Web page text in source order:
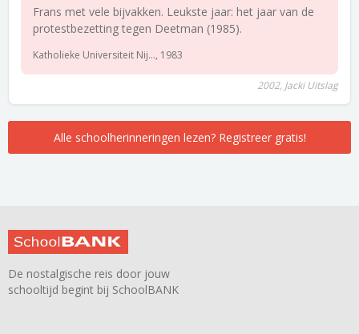
Frans met vele bijvakken. Leukste jaar: het jaar van de
protestbezetting tegen Deetman (1985).
Katholieke Universiteit Nij..., 1983
2002, Jacki Uitslag
Alle schoolherinneringen lezen? Registreer gratis!
De nostalgische reis door jouw
schooltijd begint bij SchoolBANK